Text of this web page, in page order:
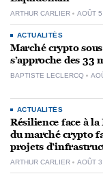
ARTHUR CARLIER AOÛT
ACTUALITÉS
Marché crypto
s’approche des
BAPTISTE LECLERCQ
ACTUALITÉS
Résilience face à
du marché crypto
projets
ARTHUR CARLIER AOÛT